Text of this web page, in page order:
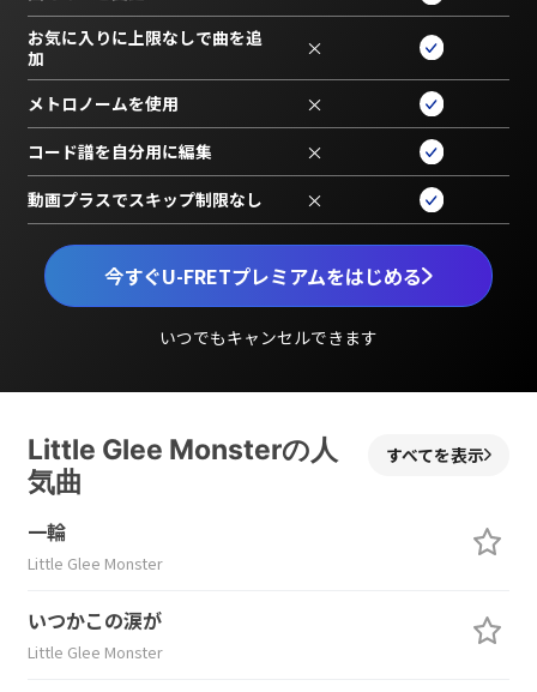
今すぐU-FRETプレミアムをはじめる
いつでもキャンセルできます
お気に入りに上限なしで曲を追
加
×
メトロノームを使用 ×
コード譜を自分用に編集 ×
動画プラスでスキップ制限なし ×
Little Glee Monsterの人
気曲
すべてを表示
一輪
Little Glee Monster
いつかこの涙が
Little Glee Monster